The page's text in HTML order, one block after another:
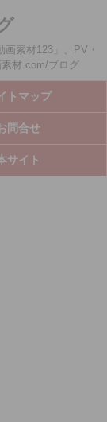
素材123」、PV・
材.com/ブログ
トマップ
問合せ
サイト